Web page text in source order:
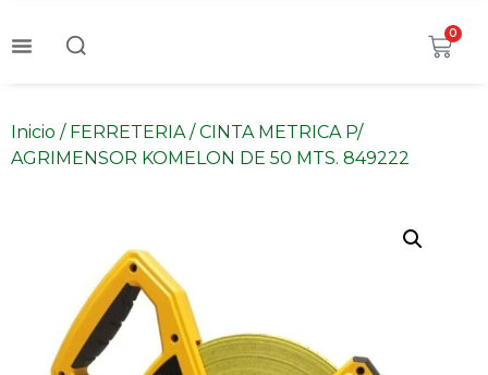
0
Inicio / FERRETERIA/ CINTA METRICA P/
AGRIMENSOR KOMELON DE 50 MTS. 849222